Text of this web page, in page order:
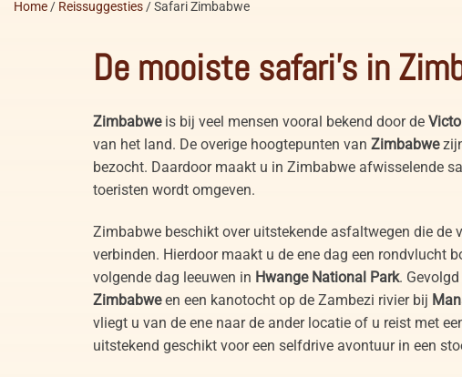
Home/ Reissuggesties/Safari Zimbabwe
De mooiste safari’s in
Zimbabweis bij veel mensen vooral bekend door de
van het land. De overige hoogtepunten van Zimbabwe
bezocht. Daardoor maakt u in Zimbabwe afwisselende
toeristen wordt omgeven.
Zimbabwe beschikt over uitstekende asfaltwegen die de
verbinden. Hierdoor maakt u de ene dag een rondvlucht
volgende dag leeuwen in Hwange National Park.
Zimbabween een kanotocht op de Zambezi rivier bij
vliegt u van de ene naar de ander locatie of u reist met
uitstekend geschikt voor een selfdrive avontuur in een